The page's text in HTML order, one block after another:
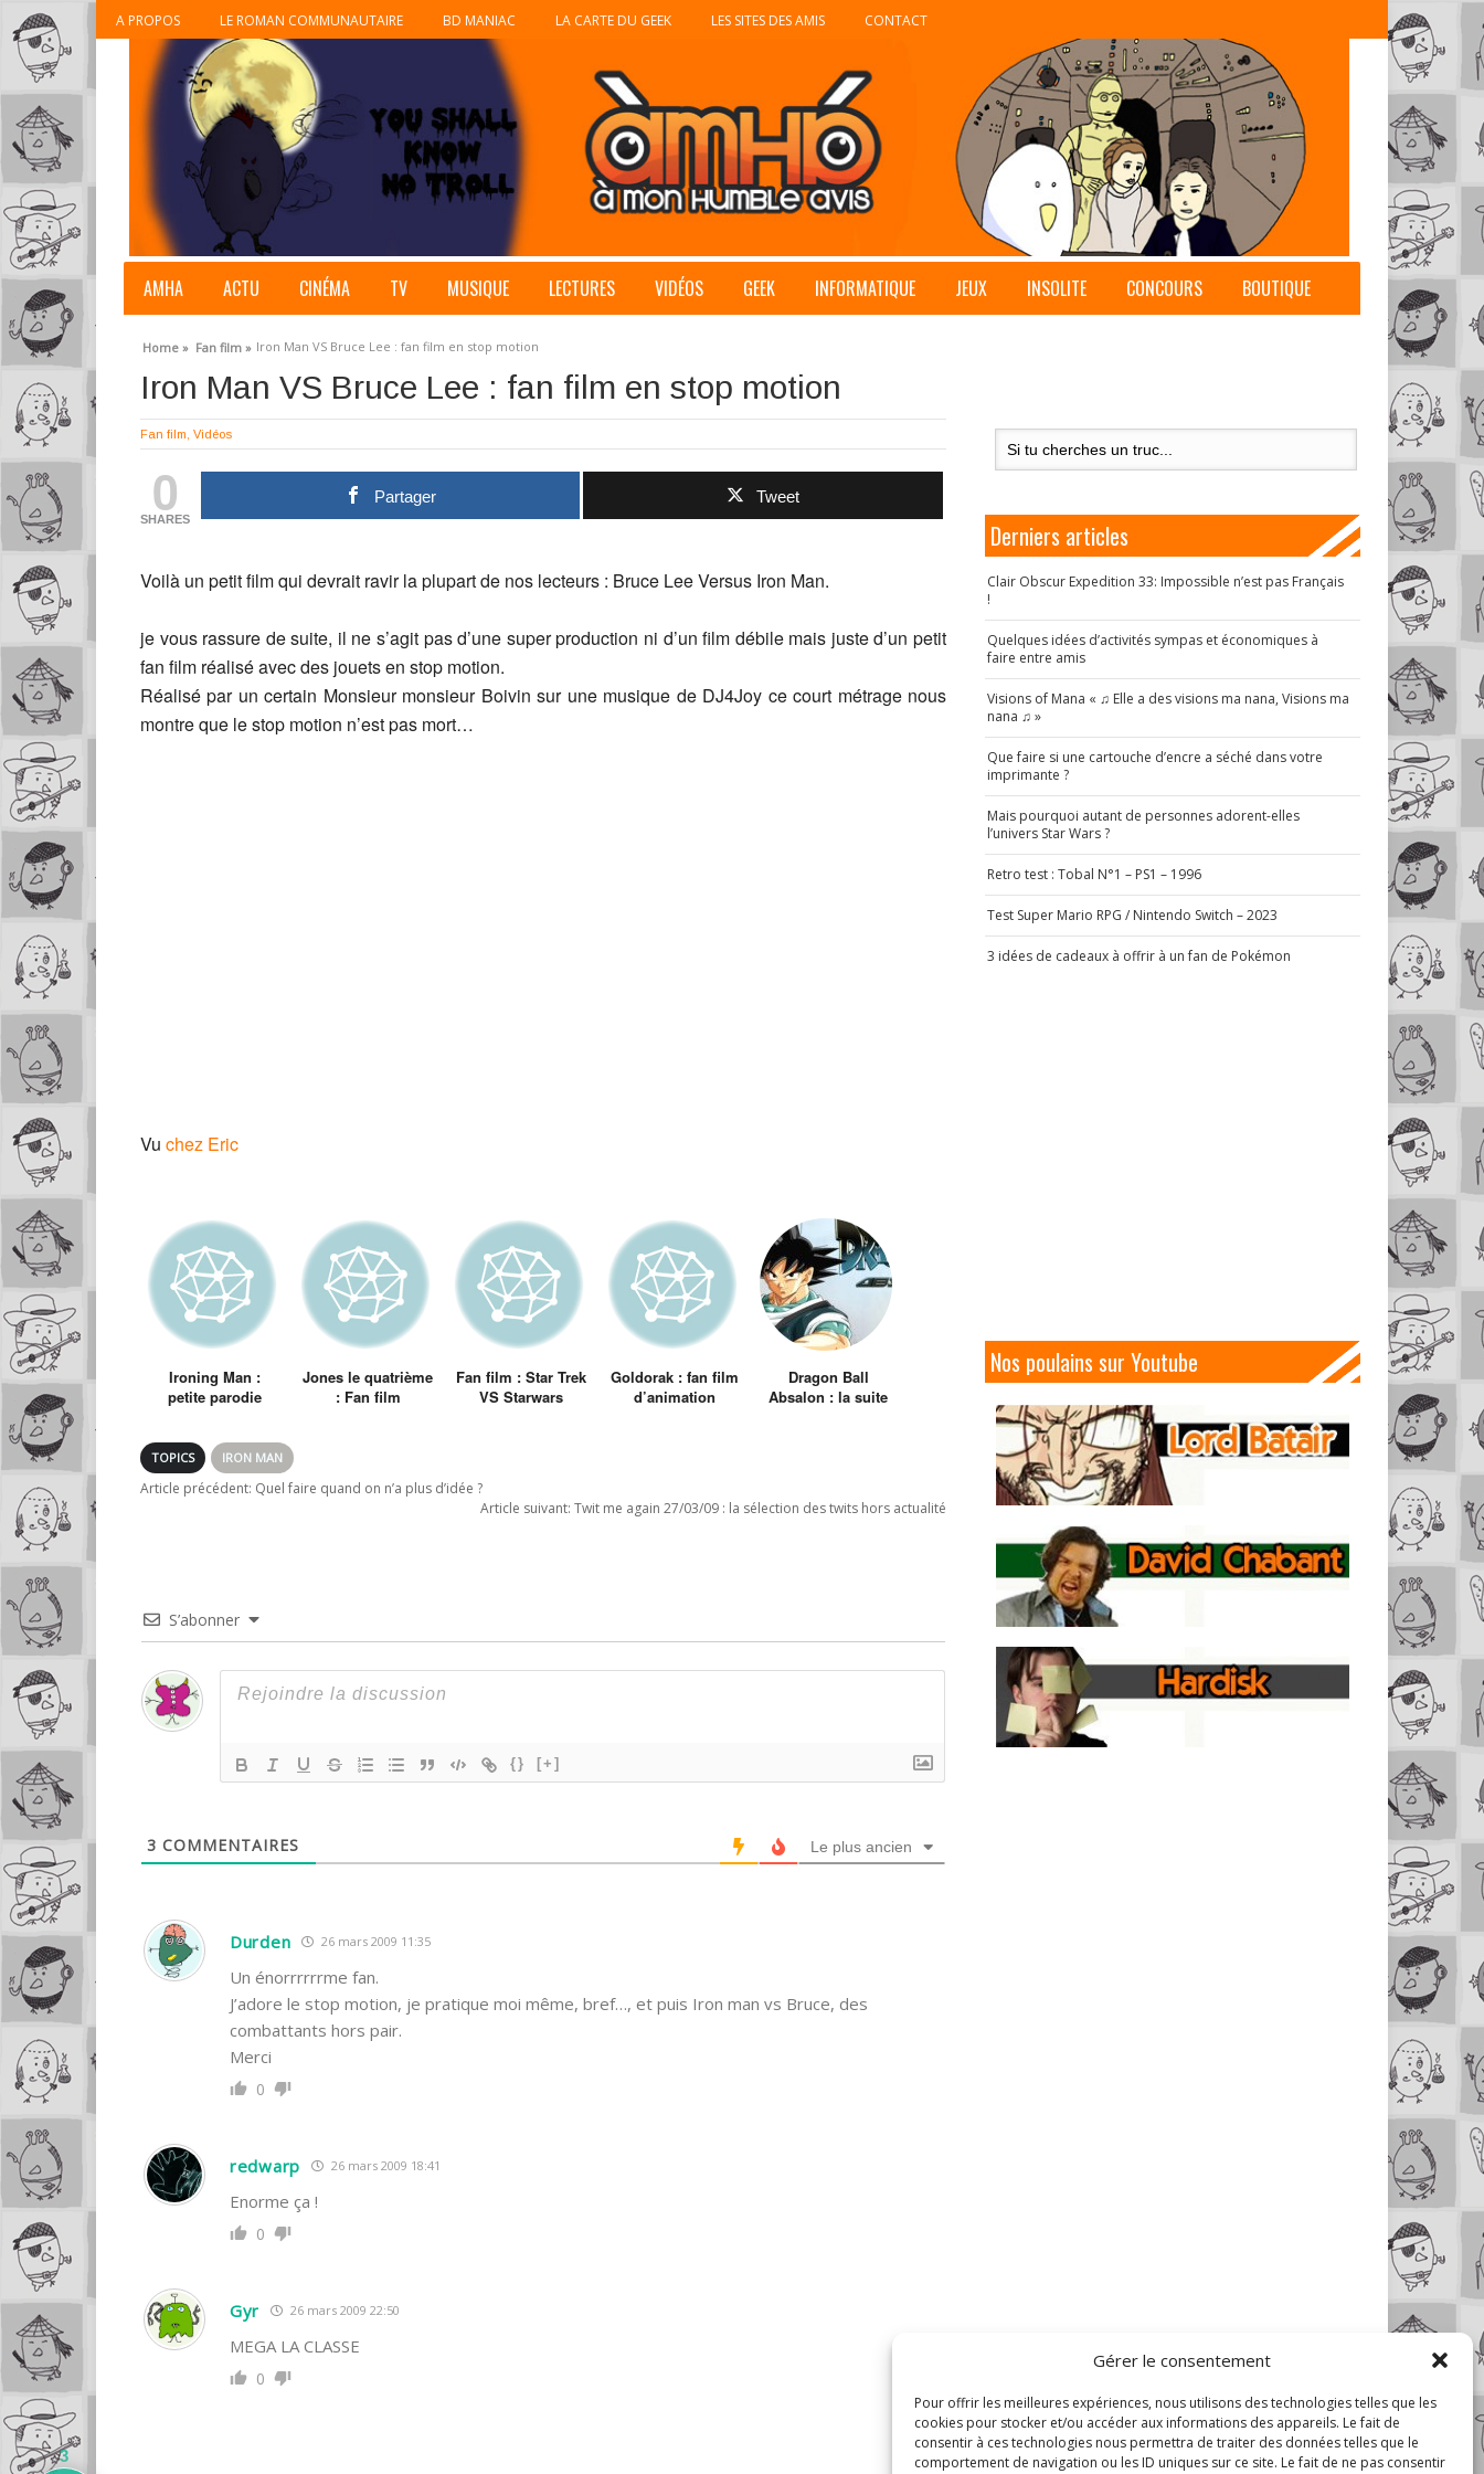
Gérer le consentement
Pour offrir les meilleures expériences, nous utilisons des technologies telles que les
cookies pour stocker et/ou accéder aux informations des appareils. Le fait de
consentir à ces technologies nous permettra de traiter des données telles que le
comportement de navigation ou les ID uniques sur ce site. Le fait de ne pas consentir
A PROPOS LE ROMAN COMMUNAUTAIRE BD MANIAC LA CARTE DU GEEK LES SITES DES AMIS CONTACT
AMHA ACTU CINÉMA TV MUSIQUE LECTURES VIDÉOS GEEK INFORMATIQUE JEUX INSOLITE CONCOURS BOUTIQUE
Home » Fan film » Iron Man VS Bruce Lee : fan film en stop motion
Iron Man VS Bruce Lee : fan film en stop motion
Fan film Vidéos
0
SHARES
Partager Tweet
Voilà un petit film qui devrait ravir la plupart de nos lecteurs : Bruce Lee Versus Iron Man.
je vous rassure de suite, il ne s’agit pas d’une super production ni d’un film débile mais juste d’un petit
fan film réalisé avec des jouets en stop motion.
Réalisé par un certain Monsieur monsieur Boivin sur une musique de DJ4Joy ce court métrage nous
montre que le stop motion n’est pas mort…
Vu chez Eric
Ironing Man :
petite parodie
Jones le quatrième
: Fan film
Fan film : Star Trek
VS Starwars
Goldorak : fan film
d’animation
Dragon Ball
Absalon : la suite
TOPICS IRON MAN
Article précédent: Quel faire quand on n’a plus d’idée ?
Article suivant: Twit me again 27/03/09 : la sélection des twits hors actualité
S’abonner
{} [+]
3 COMMENTAIRES Le plus ancien
Durden 26 mars 2009 11:35
Un énorrrrrrme fan.
J’adore le stop motion, je pratique moi même, bref…, et puis Iron man vs Bruce, des
combattants hors pair.
Merci
0
redwarp 26 mars 2009 18:41
Enorme ça !
0
Gyr 26 mars 2009 22:50
MEGA LA CLASSE
0
Derniers articles
Clair Obscur Expedition 33: Impossible n’est pas Français
!
Quelques idées d’activités sympas et économiques à
faire entre amis
Visions of Mana « ♫ Elle a des visions ma nana, Visions ma
nana ♫ »
Que faire si une cartouche d’encre a séché dans votre
imprimante ?
Mais pourquoi autant de personnes adorent-elles
l’univers Star Wars ?
Retro test : Tobal N°1 – PS1 – 1996
Test Super Mario RPG / Nintendo Switch – 2023
3 idées de cadeaux à offrir à un fan de Pokémon
Nos poulains sur Youtube
3